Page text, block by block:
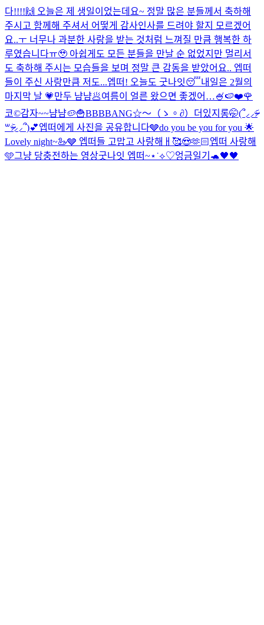
다!!!!🙌 오늘은 제 생일이었는데요~ 정말 많은 분들께서 축하해
주시고 함께해 주셔서 어떻게 감사인사를 드려야 할지 모르겠어
요..ㅜ 너무나 과분한 사랑을 받는 것처럼 느껴질 만큼 행복한 하
루였습니다ㅠ🥹 아쉽게도 모든 분들을 만날 순 없었지만 멀리서
도 축하해 주시는 모습들을 보며 정말 큰 감동을 받았어요.. 엡떠
들이 주신 사랑만큼 저도...엡떠! 오늘도 굿나잇😴내일은 2월의
마지막 날 💗만두 냠냠🥟여름이 얼른 왔으면 좋겠어…🍧🍉❤️🌹
코©감자~~냠냠🥔🍟BBBBANG☆〜（ゝ。∂） 더있지롱🤭(՞⸝⸝ᵒ̴̶̷᷄
꒳ᵒ̴̶̷᷅⸝⸝՞)💕엡떠에게 사진을 공유합니다🩶do you be you for you 🌟
Lovely night~🦢🩶 엡떠들 고맙고 사랑해ㅐ🥰😍🫶🏻엡떠 사랑해
🩵그냥 당충전하는 영상굿나잇 엡떠~⋆˙⟡♡엉금일기🐢🖤🖤